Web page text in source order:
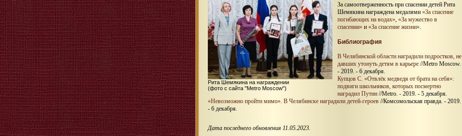
Рита Шемякина на награждении
(фото с сайта "Metro Moscow")
За самоотверженность при спасении детей Рита
Шемякина награждена медалями «За спасение
погибающих на водах» «За мужество в
спасении» и «За спасение жизни»
Библиография
В Челябинской области наградили подростков, не
давших утонуть детям в карьере //Metro Moscow.
- 2019. - 6 декабря.
Купцов С. «Отвлёк медведя от брата на себя»:
подвиги школьников, которых посмертно
наградил Путин //Metro. - 2019. - 5 декабря.
«Невозможно пройти мимо». В Челябинске наградили детей-героев //Комсомольская правда. - 2019.
- 6 декабря.
Дата последнего обновления 11.05.2023